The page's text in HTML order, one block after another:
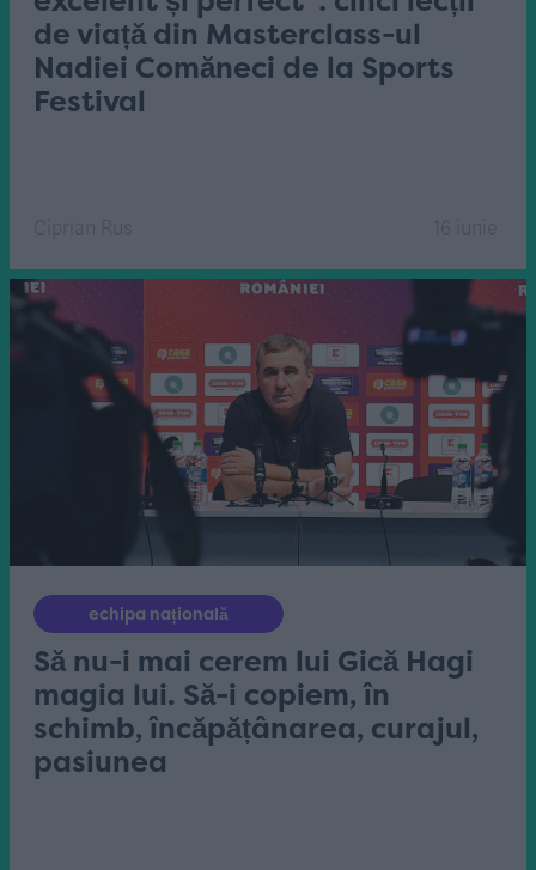
de viață din Masterclass-ul
Nadiei Comăneci de la Sports
Festival
echipa națională
Să nu-i mai cerem lui Gică Hagi
magia lui. Să-i copiem, în
schimb, încăpățânarea, curajul,
pasiunea